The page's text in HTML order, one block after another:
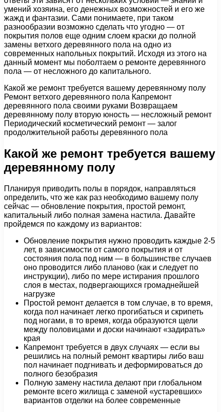
умений хозяина, его денежных возможностей и его же
жажд и фантазии. Сами понимаете, при таком
разнообразии возможно сделать что угодно — от
покрытия полов еще одним слоем краски до полной
замены ветхого деревянного пола на одно из
современных напольных покрытий. Исходя из этого на
данный момент мы поболтаем о ремонте деревянного
пола — от несложного до капитального.
Какой же ремонт требуется вашему деревянному полу
Ремонт ветхого деревянного пола Капремонт
деревянного пола своими руками Возвращаем
деревянному полу вторую юность — несложный ремонт
Периодический косметический ремонт — залог
продолжительной работы деревянного пола
Какой же ремонт требуется вашему
деревянному полу
Планируя приводить полы в порядок, направляться
определить, что же как раз необходимо вашему полу
сейчас — обновление покрытия, простой ремонт,
капитальный либо полная замена настила. Давайте
пройдемся по каждому из вариантов:
Обновление покрытия нужно проводить каждые 2-5
лет, в зависимости от самого покрытия и от
состояния пола под ним — в большинстве случаев
оно проводится либо планово (как и следует по
инструкции), либо по мере истирания прошлого
слоя в местах, подвергающихся громаднейшей
нагрузке
Простой ремонт делается в том случае, в то время,
когда пол начинает легко прогибаться и скрипеть
под ногами, в то время, когда образуются щели
между половицами и доски начинают «задирать»
края
Капремонт требуется в двух случаях — если вы
решились на полный ремонт квартиры либо ваш
пол начинает подгнивать и деформироваться до
полного безобразия
Полную замену настила делают при глобальном
ремонте всего жилища с заменой «устаревших»
вариантов отделки на более современные